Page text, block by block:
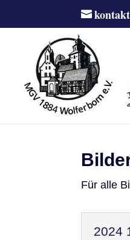
Für alle
2024